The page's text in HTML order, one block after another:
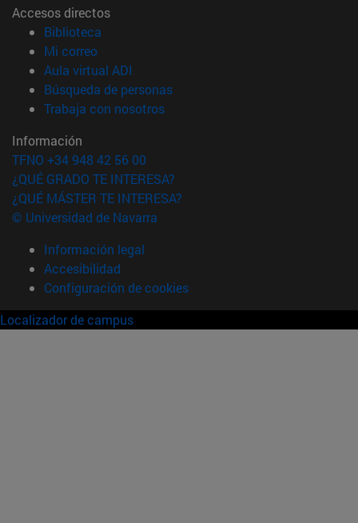
Accesos directos
Biblioteca
Mi correo(abre en nueva ventana)
Aula virtual ADI
Búsqueda de personas(abre en nueva ventana)
Trabaja con nosotros(abre en nueva ventana)
Información
TFNO +34 948 42 56 00
¿QUÉ GRADO TE INTERESA?
¿QUÉ MÁSTER TE INTERESA?
© Universidad de Navarra
Información legal
Accesibilidad
Configuración de cookies
Localizador de campus